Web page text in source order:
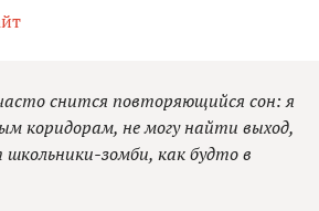
снится повторяющийся сон: я
коридорам, не могу найти выход,
школьники-зомби, как будто в